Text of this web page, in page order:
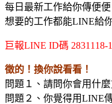
每日最新工作給你傳便便
想要的工作都能LINE給
巨報LINE ID碼 2831118-1
徵的！換你說看看！
問題１、請問你會用什
問題２、你覺得用LINE